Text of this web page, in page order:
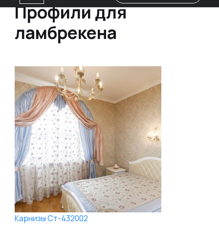
Type 2 or more characters
Профили для
ламбрекена
Карнизы Ст-432002